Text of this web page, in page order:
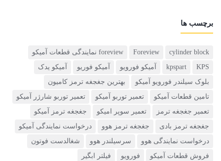
برچسب ها
cylinder block
Foreview
foreview نمایندگی قطعات آمیکو
KPS
kpspart آمیکو فورویو آمیکو فوریو
آمیکو یدک
بلوک سیلندر فورویو آمیکو
بهترین جغجغه ترمز کامیون
تامین قطعات آمیکو
تعمیر توربو آمیکو
تعمیر توربو شارژر آمیکو
تعمیر جغجغه ترمز
تعمیر سوپر امیکو
جغجغه ترمز آمیکو
جغجغه ترمز بادی
جغجغه ترمز هوو
درخواست نمایندگی آمیکو
درخواست نمایندگی هوو
سرسیلندر هوو
شغالدست فوتون
فروش قطعات آمیکو
فورویو
فیلتر ابگیر